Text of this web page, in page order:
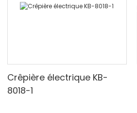
Crêpière électrique KB-
8018-1